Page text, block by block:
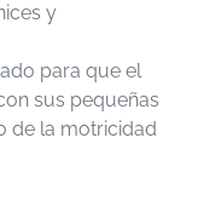
y
para que el
sus pequeñas
de la motricidad